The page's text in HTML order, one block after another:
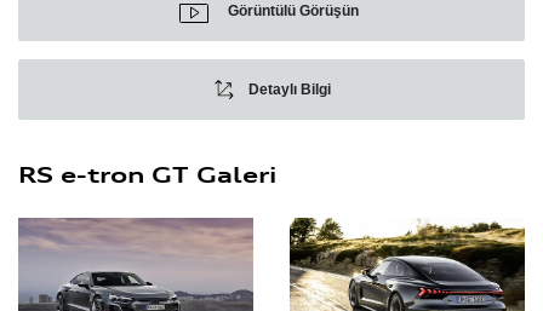
Görüntülü Görüşün
Detaylı Bilgi
RS e-tron GT Galeri